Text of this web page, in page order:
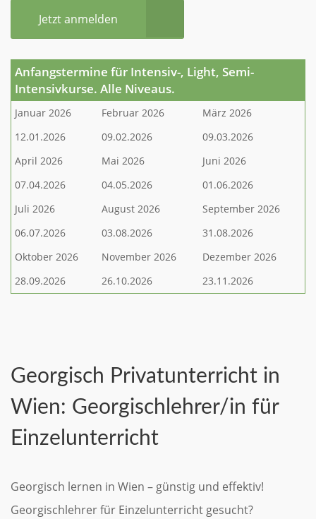
Jetzt anmelden
Anfangstermine für Intensiv-, Light, Semi-
Intensivkurse. Alle Niveaus.
Januar 2026 Februar 2026
März 2026
12.01.2026
09.02.2026
09.03.2026
April 2026
Mai 2026
Juni 2026
07.04.2026
04.05.2026
01.06.2026
Juli 2026
August 2026
September 2026
06.07.2026
03.08.2026
31.08.2026
Oktober 2026
November 2026
Dezember 2026
28.09.2026
26.10.2026 23.11.2026
Georgisch Privatunterricht in
Wien: Georgischlehrer/in für
Einzelunterricht
Georgisch lernen in Wien – günstig und effektiv!
Georgischlehrer für Einzelunterricht gesucht?